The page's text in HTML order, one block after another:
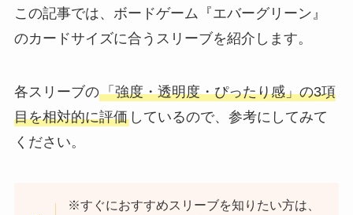
この記事では、ボードゲーム『エバーグリーン』
のカードサイズに合うスリーブを紹介します。
各スリーブの「強度・透明度・ぴったり感」の3項
目を相対的に評価しているので、参考にしてみて
ください。
※すぐにおすすめスリーブを知りたい方は、